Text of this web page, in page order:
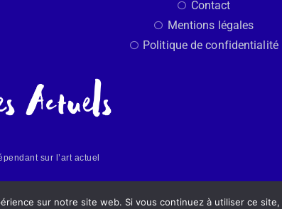
Contact
Mentions légales
Politique de confidentialité
sur l’art actuel
sur notre site web. Si vous continuez à utiliser ce